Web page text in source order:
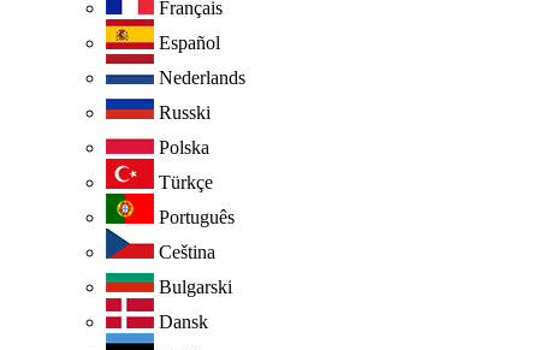
Français
Español
Nederlands
Russki
Polska
Türkçe
Português
Ceština
Bulgarski
Dansk